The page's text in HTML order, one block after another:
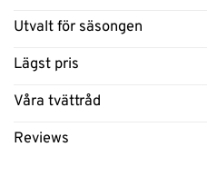
Utvalt för säsongen
Lägst pris
Våra tvättråd
Reviews